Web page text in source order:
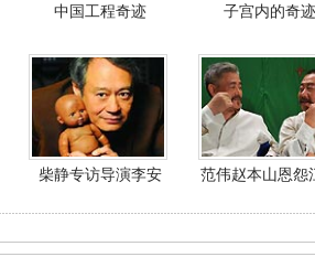
中国工程奇迹 子宫内的奇迹
柴静专访导演李安 范伟赵本山恩怨